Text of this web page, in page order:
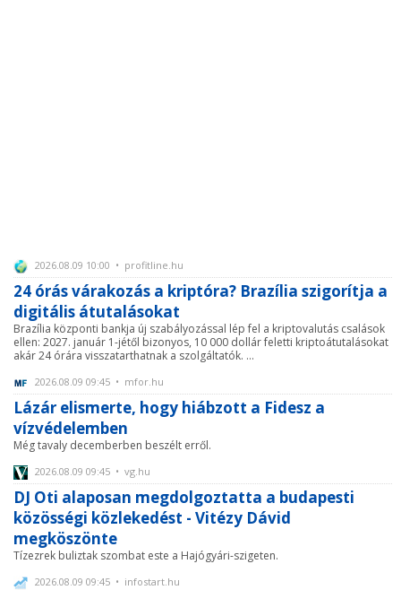
2026.08.09 10:00 • profitline.hu
24 órás várakozás a kriptóra? Brazília szigorítja a
digitális átutalásokat
Brazília központi bankja új szabályozással lép fel a kriptovalutás csalások
ellen: 2027. január 1-jétől bizonyos, 10 000 dollár feletti kriptoátutalásokat
akár 24 órára visszatarthatnak a szolgáltatók. ...
2026.08.09 09:45 • mfor.hu
Lázár elismerte, hogy hiábzott a Fidesz a
vízvédelemben
Még tavaly decemberben beszélt erről.
2026.08.09 09:45 • vg.hu
DJ Oti alaposan megdolgoztatta a budapesti
közösségi közlekedést - Vitézy Dávid
megköszönte
Tízezrek buliztak szombat este a Hajógyári-szigeten.
2026.08.09 09:45 • infostart.hu